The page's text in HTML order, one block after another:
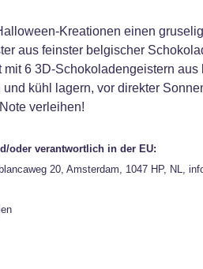
Kreationen einen
aus feinster belgischer
mit 6 3D-Schokoladengeistern
und kühl lagern, vor direkter
verleihen!
oder verantwortlich in der EU:
20, Amsterdam, 1047 HP, NL,